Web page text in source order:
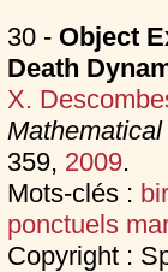
30 - Object
Death
X.
359, 2009.
Mots-clés :
ponctuels
Copyright :